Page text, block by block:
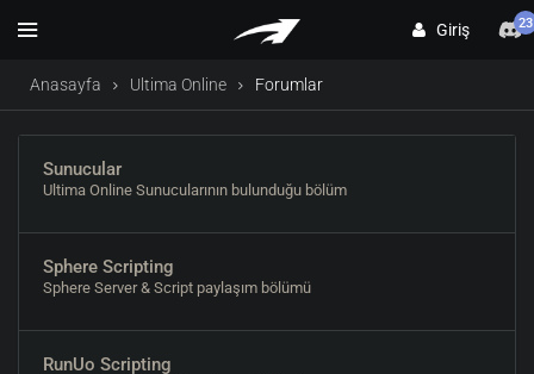
Giriş 23
Anasayfa Ultima Online Forumlar
Sunucular
Ultima Online Sunucularının bulunduğu bölüm
Sphere Scripting
Sphere Server & Script paylaşım bölümü
RunUo Scripting